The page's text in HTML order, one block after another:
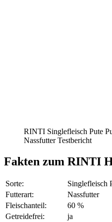
RINTI Singlefleisch Pute
Nassfutter Testbericht
Fakten zum RINTI
Sorte:
Singlefleisch
Futterart:
Nassfutter
Fleischanteil:
60 %
Getreidefrei:
ja